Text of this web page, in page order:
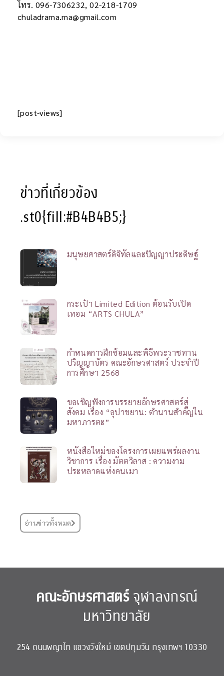
โทร. 096-7306232, 02-218-1709
chuladrama.ma@gmail.com
[post-views]
ข่าวที่เกี่ยวข้อง
.st0{fill:#B4B4B5;}
มนุษยศาสตร์ดิจิทัลและปัญญาประดิษฐ์
กระเป๋า Limited Edition ต้อนรับเปิด
เทอม “ARTS CHULA”
กำหนดการฝึกซ้อมและพิธีพระราชทาน
ปริญญาบัตร คณะอักษรศาสตร์ ประจำปี
การศึกษา 2568
ขอเชิญฟังการบรรยายอักษรศาสตร์สู่
สังคม เรื่อง “อุปาขยาน: ตำนานสำคัญใน
มหาภารตะ”
หนังสือใหม่ของโครงการเผยแพร่ผลงาน
วิชาการ เรื่อง มัตตวิลาส : ความงาม
ประหลาดแห่งคนเมา
อ่านข่าวทั้งหมด
คณะอักษรศาสตร์จุฬาลงกรณ์
มหาวิทยาลัย
254 ถนนพญาไท แขวงวังใหม่ เขตปทุมวัน กรุงเทพฯ 10330